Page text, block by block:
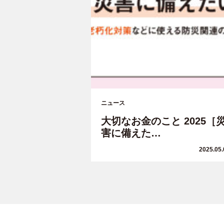
ニュース
大切なお金のこと 2025［
害に備えた…